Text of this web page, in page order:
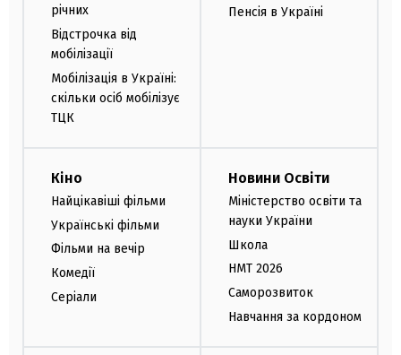
річних
Відстрочка від
мобілізації
Мобілізація в Україні:
скільки осіб мобілізує
ТЦК
Пенсія в Україні
Кіно
Найцікавіші фільми
Українські фільми
Фільми на вечір
Комедії
Серіали
Новини Освіти
Міністерство освіти та
науки України
Школа
НМТ 2026
Саморозвиток
Навчання за кордоном